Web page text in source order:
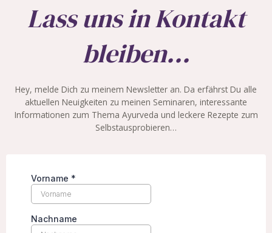
Lass uns in Kontakt
bleiben...
Hey, melde Dich zu meinem Newsletter an. Da erfährst Du alle
aktuellen Neuigkeiten zu meinen Seminaren, interessante
Informationen zum Thema Ayurveda und leckere Rezepte zum
Selbstausprobieren…